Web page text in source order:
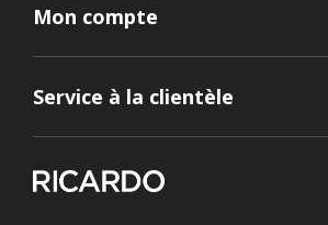
Mon compte
Service à la clientèle